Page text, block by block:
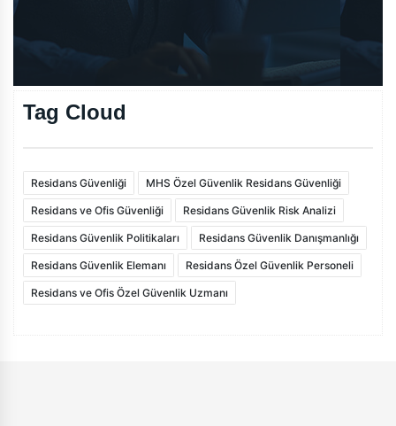
Tag Cloud
Residans Güvenliği MHS Özel Güvenlik Residans Güvenliği
Residans ve Ofis Güvenliği Residans Güvenlik Risk Analizi
Residans Güvenlik Politikaları Residans Güvenlik Danışmanlığı
Residans Güvenlik Elemanı Residans Özel Güvenlik Personeli
Residans ve Ofis Özel Güvenlik Uzmanı